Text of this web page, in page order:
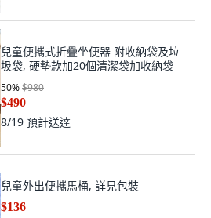
兒童便攜式折疊坐便器 附收納袋及垃
圾袋, 硬墊款加20個清潔袋加收納袋
50%$980
$490
8/19 預計送達
兒童外出便攜馬桶, 詳見包裝
$136